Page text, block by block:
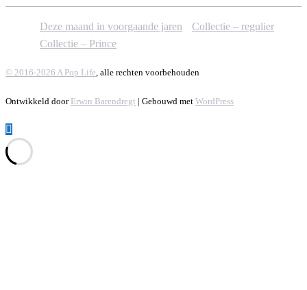
Deze maand in voorgaande jaren
Collectie – regulier
Collectie – Prince
© 2016-2026 A Pop Life , alle rechten voorbehouden
Ontwikkeld door Erwin Barendregt | Gebouwd met WordPress